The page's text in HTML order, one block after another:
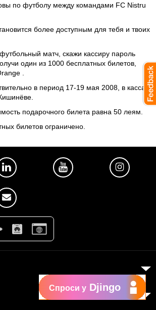
по футболу между командами FC Nistru
более доступным для тебя и твоих
матч, скажи кассиру пароль
один из 1000 бесплатных билетов,
.
в период 17-19 мая 2008, в кассах
подарочного билета равна 50 леям.
билетов ограничено.
Спроси у Djingo